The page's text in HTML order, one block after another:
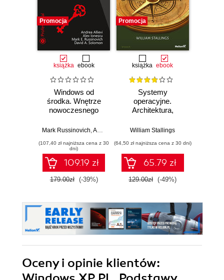
Promocja
książka ebook
Windows od
środka. Wnętrze
nowoczesnego
wirtualizacja,
rozruch,
bezpieczeństwo i
dużo więcej.
Wydanie VII
Mark Russinovich Andrea Allievi ,Alex Ionescu,David Solomon
(107,40 zł najniższa cena z 30
dni)
109.19 zł
179.00zł (-39%)
Promocja
książka ebook
Systemy
operacyjne.
Architektura,
projektowanie.
William Stallings
(64,50 zł najniższa cena z 30 dni)
65.79 zł
129.00zł (-49%)
Oceny i opinie klientów: